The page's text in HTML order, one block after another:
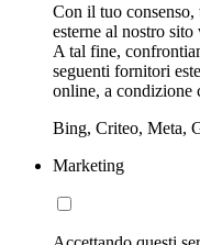
Con il tuo
esterne al nostro
A tal fine,
seguenti fornitori
online, a condizione
Bing, Criteo, Meta,
Marketing